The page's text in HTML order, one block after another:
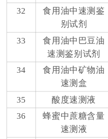
32
食用油中速测鉴
别试剂
33 食用油中巴豆油
速测鉴别试剂
34 食用油中矿物油
速测盒
35 酸度速测液
36
蜂蜜中蔗糖含量
速测液